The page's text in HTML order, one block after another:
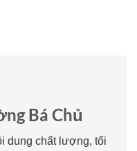
Bá Chủ
dung chất lượng, tối